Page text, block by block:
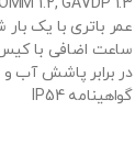
ساعت اضافی با
در برابر پاشش آب
گواهینامه IP54